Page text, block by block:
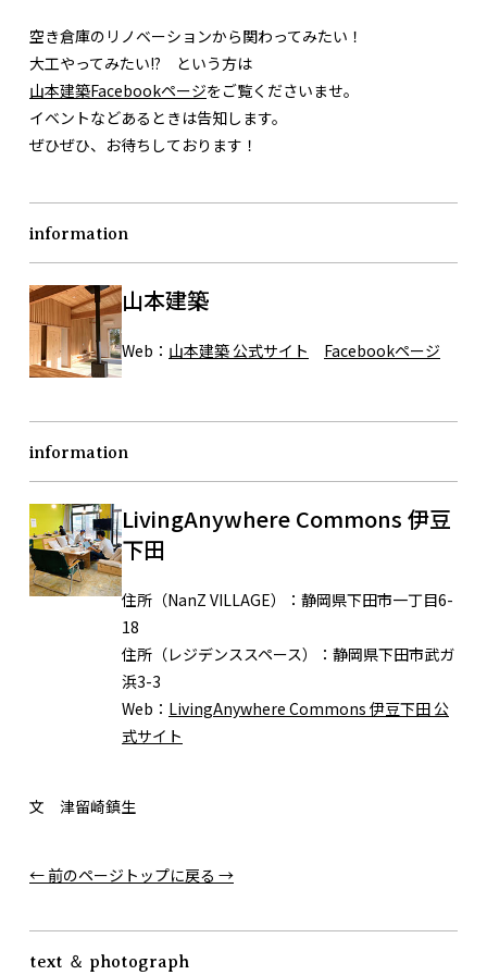
空き倉庫のリノベーションから関わってみたい！
大工やってみたい!? という方は
山本建築Facebookページをご覧くださいませ。
イベントなどあるときは告知します。
ぜひぜひ、お待ちしております！
information
山本建築
Web： 山本建築 公式サイト Facebookページ
information
LivingAnywhere Commons 伊豆
下田
住所（NanZ VILLAGE）： 静岡県下田市一丁目6-
18
住所（レジデンススペース）： 静岡県下田市武ガ
浜3-3
Web： LivingAnywhere Commons 伊豆下田 公
式サイト
文 津留崎鎮生
← 前のページ トップに戻る →
text ＆ photograph